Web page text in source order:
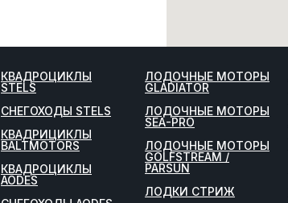
КВАДРОЦИКЛЫ
STELS
СНЕГОХОДЫ STELS
КВАДРИЦИКЛЫ
BALTMOTORS
КВАДРОЦИКЛЫ
AODES
ЛОДОЧНЫЕ МОТОРЫ
GLADIATOR
ЛОДОЧНЫЕ МОТОРЫ
SEA-PRO
ЛОДОЧНЫЕ МОТОРЫ
GOLFSTREAM /
PARSUN
ЛОДКИ СТРИЖ